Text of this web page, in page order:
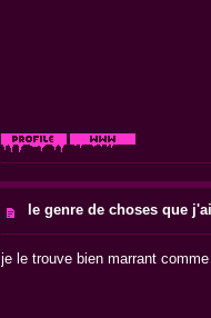
le genre de choses que
je le trouve bien marrant